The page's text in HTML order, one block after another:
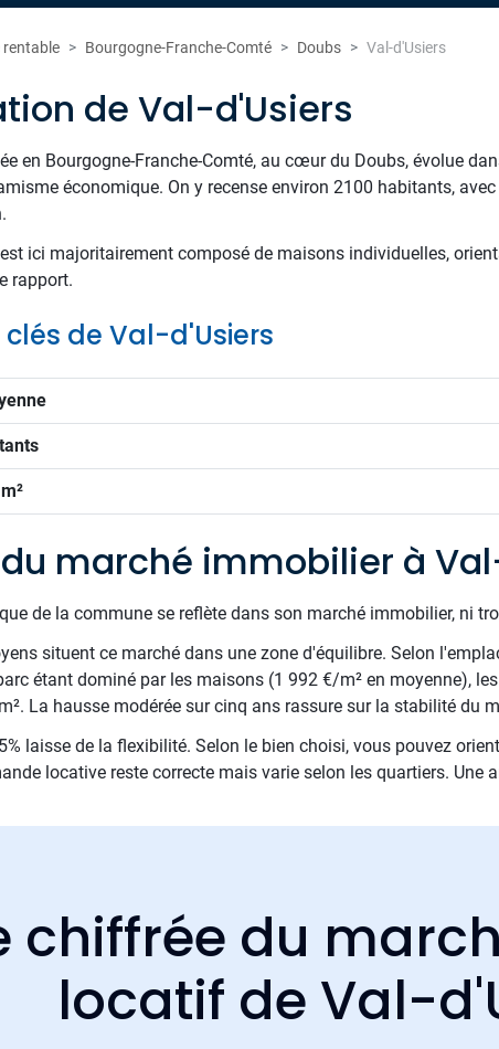
rentable Bourgogne-Franche-Comté Doubs Val-d'Usiers
de Val-d'Usiers
en Bourgogne-Franche-Comté, au cœur du Doubs, évolue
économique. On y recense environ 2100 habitants,
ici majoritairement composé de maisons individuelles,
rapport.
clés de Val-d'Usiers
marché immobilier à
de la commune se reflète dans son marché immobilier, ni
situent ce marché dans une zone d'équilibre. Selon
étant dominé par les maisons (1 992 €/m² en moyenne),
La hausse modérée sur cinq ans rassure sur la stabilité du
laisse de la flexibilité. Selon le bien choisi, vous pouvez
locative reste correcte mais varie selon les quartiers. Une
chiffrée du
locatif de Val-